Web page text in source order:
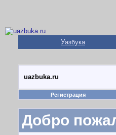
Уазбука
uazbuka.ru
Регистрация
Добро